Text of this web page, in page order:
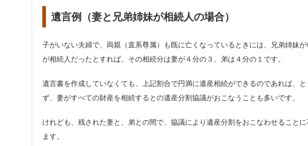
遺言例（妻と兄弟姉妹が相続人の場合）
子がいない夫婦で、両親（直系尊属）も既に亡くなっているときには、兄弟姉妹
が相続人だったとすれば、その相続分は妻が４分の３、弟は４分の１です。
遺言書を作成していなくても、上記割合で円満に遺産相続ができるのであれば、
ず、妻がすべての財産を相続するとの遺産分割協議がおこなうことも多いです。
けれども、残された妻と、弟との間で、協議により遺産分割をおこなわせること
ます。